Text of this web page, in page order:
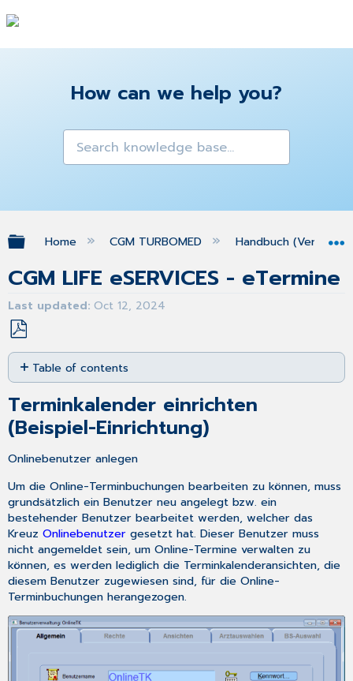
How can we help you?
Expand/collapse global hierarchy
Home CGM TURBOMED Handbuch (Version
CGM LIFE eSERVICES - eTermine
Last updated Oct 12, 2024
Save
as
PDF
Table of contents
einrichten
(Beispiel-
Einrichtung)
Automatische
manuelle
Terminbestätigung
Ablauf
onlineTerminbuchung
Terminanfragen
in
Statusleiste
anzeigen
Bestätigen
Termin
Unbekannte
Terminkalender einrichten
(Beispiel-Einrichtung)
Onlinebenutzer anlegen
Um die Online-Terminbuchungen bearbeiten zu können, muss
grundsätzlich ein Benutzer neu angelegt bzw. ein
bestehender Benutzer bearbeitet werden, welcher das
KreuzOnlinebenutzer gesetzt hat. Dieser Benutzer muss
nicht angemeldet sein, um Online-Termine verwalten zu
können, es werden lediglich die Terminkalenderansichten, die
diesem Benutzer zugewiesen sind, für die Online-
Terminbuchungen herangezogen.